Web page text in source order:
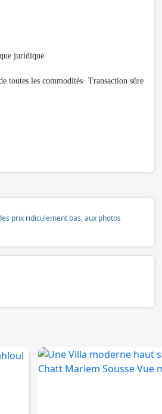
juridique
toutes les commodités· Transaction sûre
prix ridiculement bas, aux photos